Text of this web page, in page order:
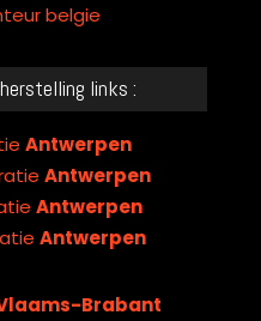
belgie
links :
Antwerpen
Antwerpen
Antwerpen
Antwerpen
Brabant